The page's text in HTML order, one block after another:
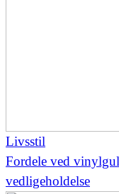
Livsstil
Fordele ved
vedligeholdelse